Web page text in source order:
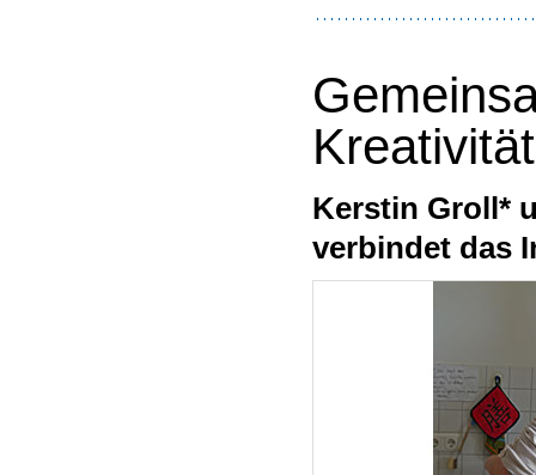
Kreativität
Kerstin Groll*
verbindet das